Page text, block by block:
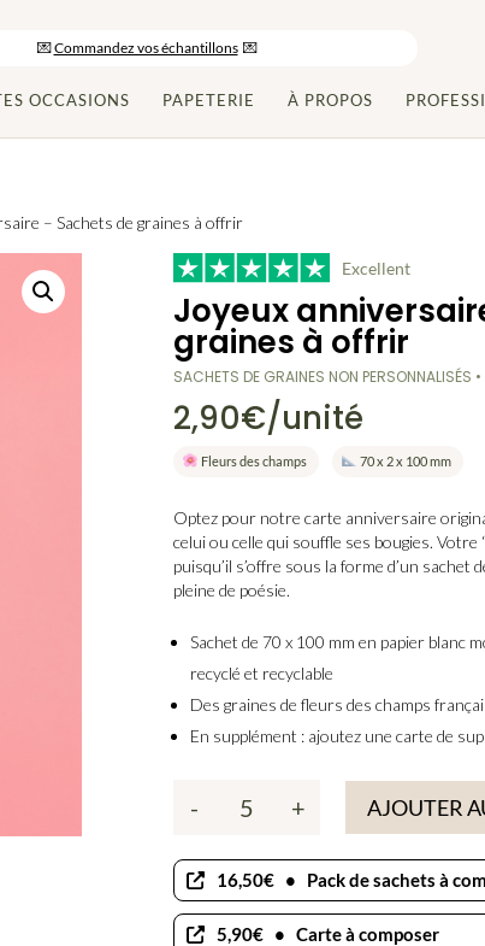
💌Commandez vos échantillons💌
OCCASIONS PAPETERIE À PROPOS
– Sachets de graines à offrir
Excellent
Joyeux
graines à offrir
SACHETS DE GRAINES NON PERSONNALISÉS
2,90€/unité
Fleurs des champs 70 x 2 x 100 mm
Optez pour notre carte anniversaire
celui ou celle qui souffle ses bougies. Votre
puisqu’il s’offre sous la forme d’un sachet
pleine de poésie.
Sachet de 70 x 100 mm en papier blanc
recyclé et recyclable
Des graines de fleurs des champs
En supplément : ajoutez une carte de
-
quantité
Joyeux
anniversaire
-
+ AJOUTER
16,50€ • Pack de sachets à
5,90€ • Carte à composer